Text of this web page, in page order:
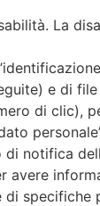
La
e di
di clic),
notifica